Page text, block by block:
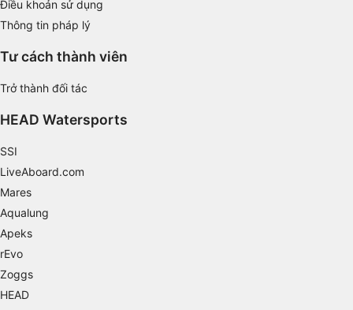
Điều khoản sử dụng
Thông tin pháp lý
Tư cách thành viên
Trở thành đối tác
HEAD Watersports
SSI
LiveAboard.com
Mares
Aqualung
Apeks
rEvo
Zoggs
HEAD
Identify devices based on information
actively requested
Advertising